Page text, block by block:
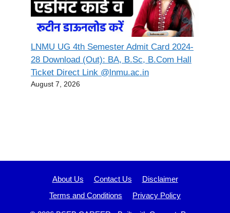
LNMU UG 4th Semester Admit Card 2024-
28 Download (Out): BA, B.Sc, B.Com Hall
Ticket Direct Link @lnmu.ac.in
August 7, 2026
About Us Contact Us
Disclaimer
Terms and Conditions
Privacy Policy